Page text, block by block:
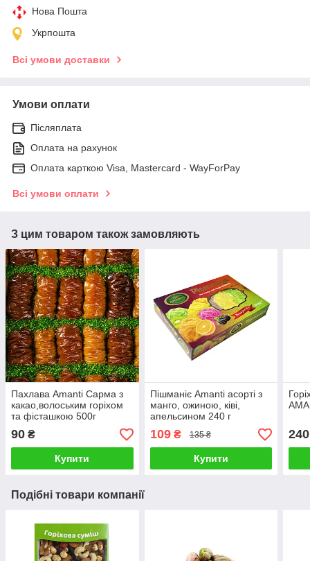
Нова Пошта
Укрпошта
Всі умови доставки
Умови оплати
Післяплата
Оплата на рахунок
Оплата карткою Visa, Mastercard - WayForPay
Всі умови оплати
З цим товаром також замовляють
Пахлава Amanti Сарма з
какао,волоським горіхом
та фісташкою 500г
90 ₴
Купити
Пішманіє Amanti асорті з
манго, ожиною, ківі,
апельсином 240 г
109₴ 135 ₴
Купити
240
Подібні товари компанії